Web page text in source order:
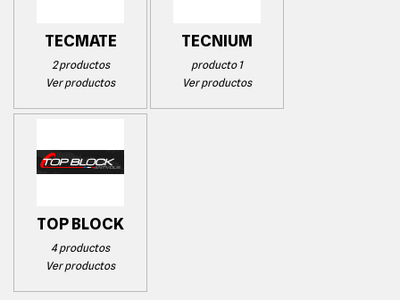
TECMATE
2 productos
Ver productos
TECNIUM
producto 1
Ver productos
TOP BLOCK
4 productos
Ver productos